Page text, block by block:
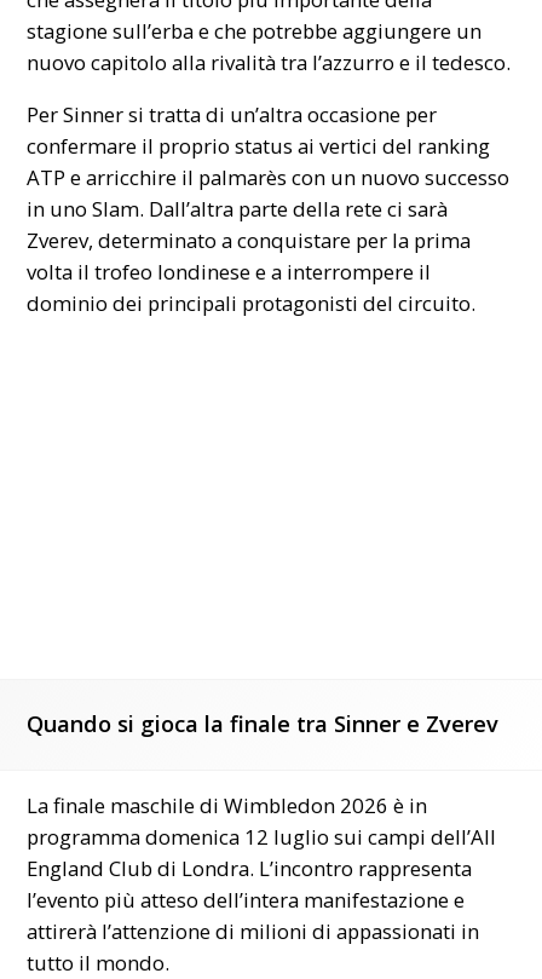
stagione sull’erba e che potrebbe aggiungere un
nuovo capitolo alla rivalità tra l’azzurro e il tedesco.
Per Sinner si tratta di un’altra occasione per
confermare il proprio status ai vertici del ranking
ATP e arricchire il palmarès con un nuovo successo
in uno Slam. Dall’altra parte della rete ci sarà
Zverev, determinato a conquistare per la prima
volta il trofeo londinese e a interrompere il
dominio dei principali protagonisti del circuito.
Quando si gioca la finale tra Sinner e Zverev
La finale maschile di Wimbledon 2026 è in
programma domenica 12 luglio sui campi dell’All
England Club di Londra. L’incontro rappresenta
l’evento più atteso dell’intera manifestazione e
attirerà l’attenzione di milioni di appassionati in
tutto il mondo.